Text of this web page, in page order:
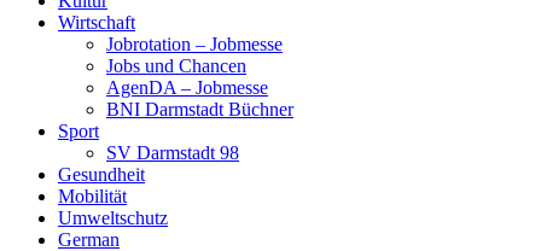
Wirtschaft
Jobrotation – Jobmesse
Jobs und Chancen
AgenDA – Jobmesse
BNI Darmstadt Büchner
Sport
SV Darmstadt 98
Gesundheit
Mobilität
Umweltschutz
German